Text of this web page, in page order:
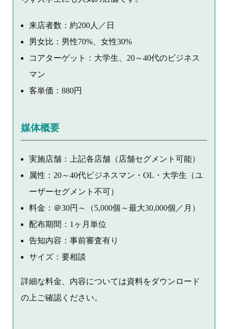
来店者数：約200人／日
男女比：男性70%、女性30%
コアターゲット：大学生、20～40代のビジネス
マン
客単価：880円
媒体概要
実施店舗：上記各店舗（店舗セグメント可能）
属性：20～40代ビジネスマン・OL・大学生（ユ
ーザーセグメント不可）
料金：＠30円～（5,000個～最大30,000個／月）
配布期間：1ヶ月単位
告知内容：事前審査有り
サイズ：要相談
詳細な料金、内容については資料をダウンロード
の上ご確認ください。